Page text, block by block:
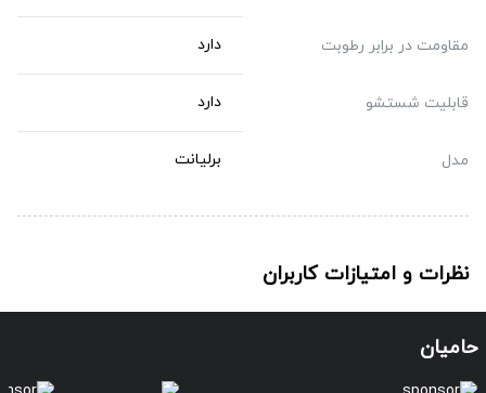
مقاومت در برابر رطوبت دارد
قابلیت شستشو دارد
مدل برلیانت
نظرات و امتیازات کاربران
حامیان